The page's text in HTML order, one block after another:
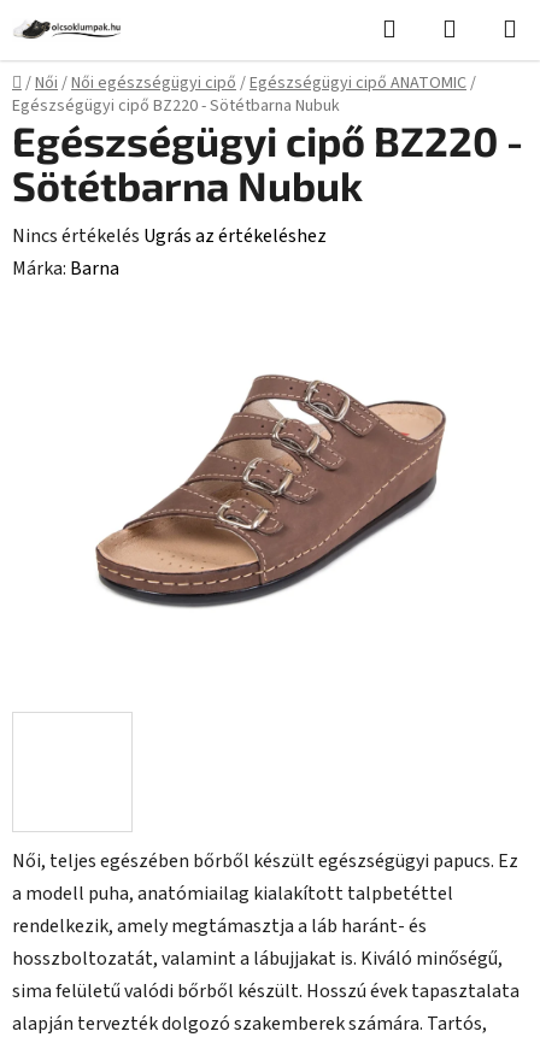
fő
tartalomhoz
Keresés KOSÁR
Kezdőlap
/Női/Női egészségügyi cipő/Egészségügyi cipő ANATOMIC/
Egészségügyi cipő BZ220 - Sötétbarna Nubuk
Női, teljes egészében bőrből készült egészségügyi papucs. Ez
a modell puha, anatómiailag kialakított talpbetéttel
rendelkezik, amely megtámasztja a láb haránt- és
hosszboltozatát, valamint a lábujjakat is. Kiváló minőségű,
sima felületű valódi bőrből készült. Hosszú évek tapasztalata
alapján tervezték dolgozó szakemberek számára. Tartós,
Egészségügyi cipő BZ220 -
Sötétbarna Nubuk
A
termék
Nincs értékelés Ugrás az értékeléshez
Márka: Barna